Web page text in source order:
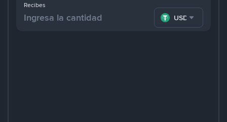
Recibes
USDT